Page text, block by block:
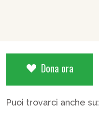
Dona ora
Puoi trovarci anche su: